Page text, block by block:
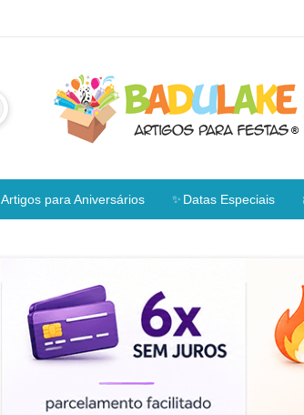
Artigos para Aniversários Datas Especiais